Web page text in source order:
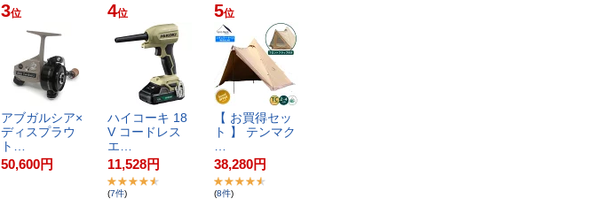
3位
ア​ブ​ガ​ル​シ​ア​×​
デ​ィ​ス​プ​ラ​ウ​
ト​…
50,600円
4位
ハ​イ​コ​ー​キ​ ​1​8​
V​ ​コ​ー​ド​レ​ス​
エ​…
11,528円
(7件)
5位
【​ ​お​買​得​セ​ッ​
ト​ ​】​ ​テ​ン​マ​ク​
38,280円
(8件)